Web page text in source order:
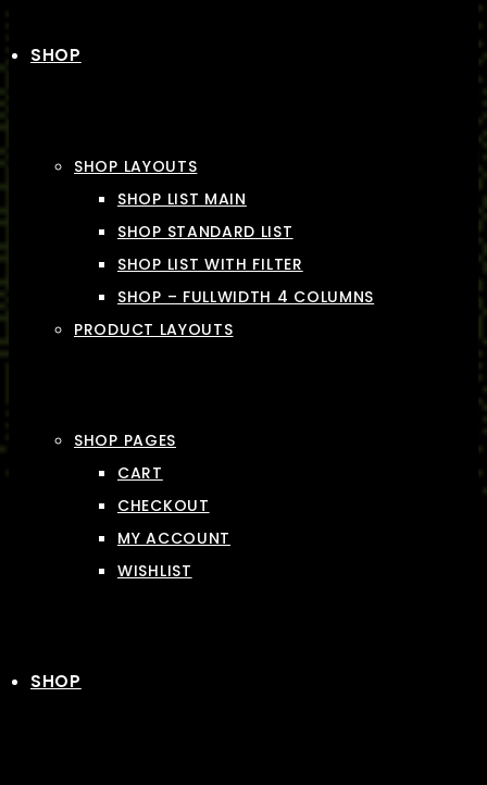
SHOP
SHOP LAYOUTS
SHOP LIST MAIN
SHOP STANDARD LIST
SHOP LIST WITH FILTER
SHOP – FULLWIDTH 4 COLUMNS
PRODUCT LAYOUTS
SHOP PAGES
CART
CHECKOUT
MY ACCOUNT
WISHLIST
SHOP